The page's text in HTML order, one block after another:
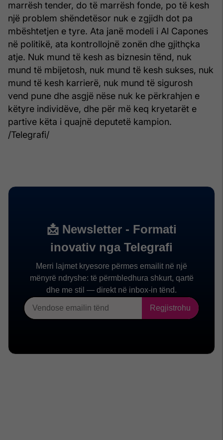
marrësh tender, do të marrësh fonde, po të kesh
një problem shëndetësor nuk e zgjidh dot pa
mbështetjen e tyre. Ata janë modeli i Al Capones
në politikë, ata kontrollojnë zonën dhe gjithçka
atje. Nuk mund të kesh as biznesin tënd, nuk
mund të mbijetosh, nuk mund të kesh sukses, nuk
mund të kesh karrierë, nuk mund të sigurosh
vend pune dhe asgjë nëse nuk ke përkrahjen e
këtyre individëve, dhe për më keq kryetarët e
partive këta i quajnë deputetë kampion.
/Telegrafi/